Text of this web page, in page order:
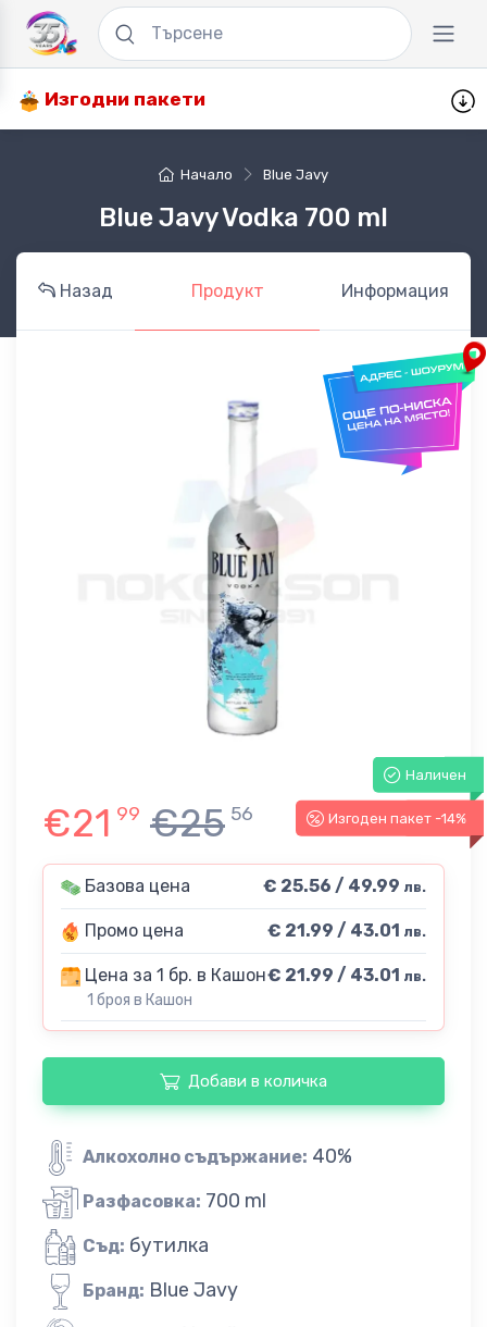
Изгодни пакети
Начало Blue Javy
Blue Javy Vodka 700 ml
Назад Продукт Информация
Наличен
-14%
Изгоден пакет -14%
€21 99 €25 56
Базова цена € 25.56 / 49.99 лв.
Промо цена € 21.99 / 43.01 лв.
Цена за 1 бр. в Кашон
1 броя в Кашон
€ 21.99 / 43.01 лв.
Добави в количка
Алкохолно съдържание: 40%
Разфасовка: 700 ml
Съд: бутилка
Бранд: Blue Javy